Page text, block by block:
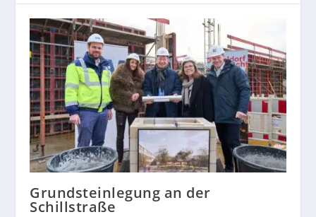
Grundsteinlegung an der
Schillstraße